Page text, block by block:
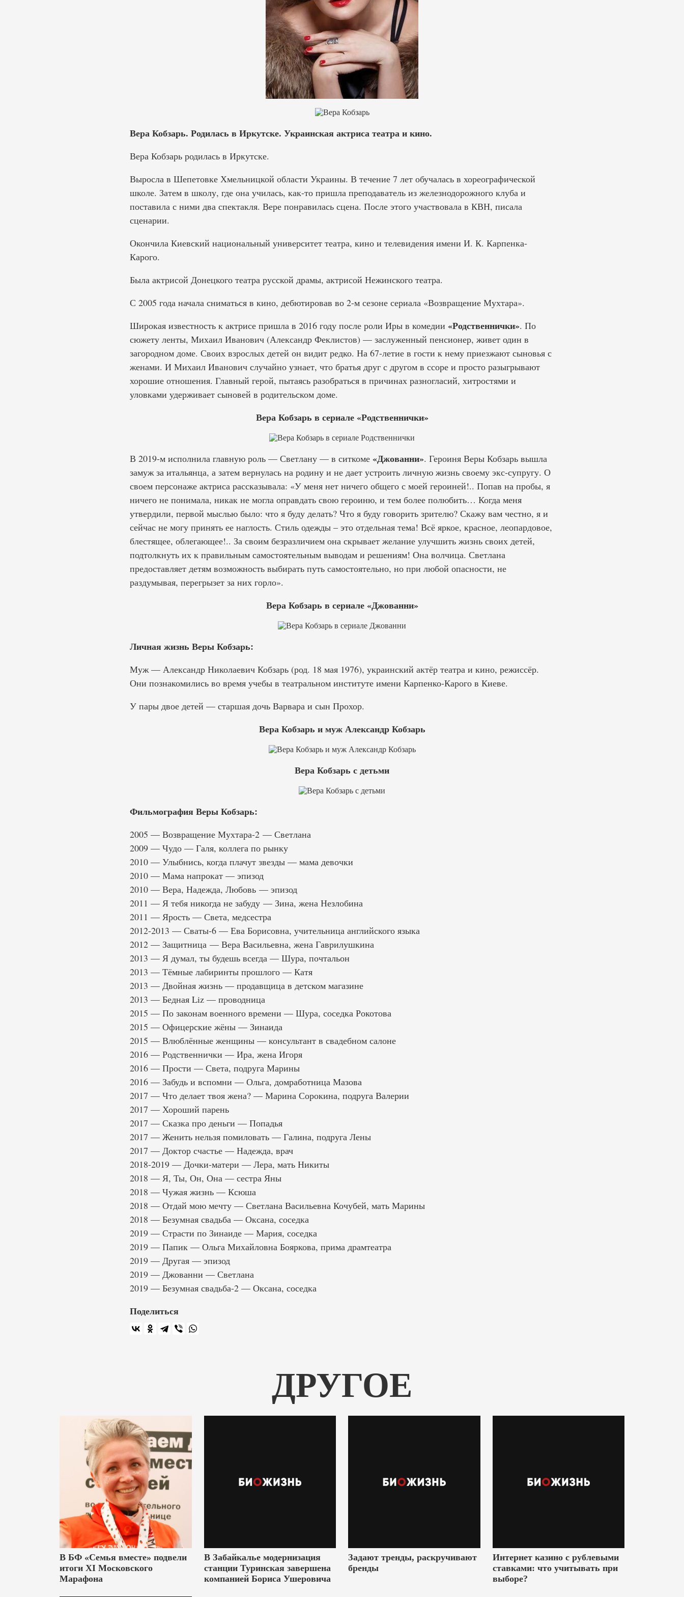
Вера Кобзарь. Родилась в Иркутске. Украинская актриса театра и кино.
Вера Кобзарь родилась в Иркутске.
Выросла в Шепетовке Хмельницкой области Украины. В течение 7 лет обучалась в хореографической
школе. Затем в школу, где она училась, как-то пришла преподаватель из железнодорожного клуба и
поставила с ними два спектакля. Вере понравилась сцена. После этого участвовала в КВН, писала
сценарии.
Окончила Киевский национальный университет театра, кино и телевидения имени И. К. Карпенка-
Карого.
Была актрисой Донецкого театра русской драмы, актрисой Нежинского театра.
С 2005 года начала сниматься в кино, дебютировав во 2-м сезоне сериала «Возвращение Мухтара».
Широкая известность к актрисе пришла в 2016 году после роли Иры в комедии «Родственнички». По
сюжету ленты, Михаил Иванович (Александр Феклистов) — заслуженный пенсионер, живет один в
загородном доме. Своих взрослых детей он видит редко. На 67-летие в гости к нему приезжают сыновья с
женами. И Михаил Иванович случайно узнает, что братья друг с другом в ссоре и просто разыгрывают
хорошие отношения. Главный герой, пытаясь разобраться в причинах разногласий, хитростями и
уловками удерживает сыновей в родительском доме.
Вера Кобзарь в сериале «Родственнички»
В 2019-м исполнила главную роль — Светлану — в ситкоме «Джованни». Героиня Веры Кобзарь вышла
замуж за итальянца, а затем вернулась на родину и не дает устроить личную жизнь своему экс-супругу. О
своем персонаже актриса рассказывала: «У меня нет ничего общего с моей героиней!.. Попав на пробы, я
ничего не понимала, никак не могла оправдать свою героиню, и тем более полюбить… Когда меня
утвердили, первой мыслью было: что я буду делать? Что я буду говорить зрителю? Скажу вам честно, я и
сейчас не могу принять ее наглость. Стиль одежды – это отдельная тема! Всё яркое, красное, леопардовое,
блестящее, облегающее!.. За своим безразличием она скрывает желание улучшить жизнь своих детей,
подтолкнуть их к правильным самостоятельным выводам и решениям! Она волчица. Светлана
предоставляет детям возможность выбирать путь самостоятельно, но при любой опасности, не
раздумывая, перегрызет за них горло».
Вера Кобзарь в сериале «Джованни»
Личная жизнь Веры Кобзарь:
Муж — Александр Николаевич Кобзарь (род. 18 мая 1976), украинский актёр театра и кино, режиссёр.
Они познакомились во время учебы в театральном институте имени Карпенко-Карого в Киеве.
У пары двое детей — старшая дочь Варвара и сын Прохор.
Вера Кобзарь и муж Александр Кобзарь
Вера Кобзарь с детьми
Фильмография Веры Кобзарь:
2005 — Возвращение Мухтара-2 — Светлана
2009 — Чудо — Галя, коллега по рынку
2010 — Улыбнись, когда плачут звезды — мама девочки
2010 — Мама напрокат — эпизод
2010 — Вера, Надежда, Любовь — эпизод
2011 — Я тебя никогда не забуду — Зина, жена Незлобина
2011 — Ярость — Света, медсестра
2012-2013 — Сваты-6 — Ева Борисовна, учительница английского языка
2012 — Защитница — Вера Васильевна, жена Гаврилушкина
2013 — Я думал, ты будешь всегда — Шура, почтальон
2013 — Тёмные лабиринты прошлого — Катя
2013 — Двойная жизнь — продавщица в детском магазине
2013 — Бедная Liz — проводница
2015 — По законам военного времени — Шура, соседка Рокотова
2015 — Офицерские жёны — Зинаида
2015 — Влюблённые женщины — консультант в свадебном салоне
2016 — Родственнички — Ира, жена Игоря
2016 — Прости — Света, подруга Марины
2016 — Забудь и вспомни — Ольга, домработница Мазова
2017 — Что делает твоя жена? — Марина Сорокина, подруга Валерии
2017 — Хороший парень
2017 — Сказка про деньги — Попадья
2017 — Женить нельзя помиловать — Галина, подруга Лены
2017 — Доктор счастье — Надежда, врач
2018-2019 — Дочки-матери — Лера, мать Никиты
2018 — Я, Ты, Он, Она — сестра Яны
2018 — Чужая жизнь — Ксюша
2018 — Отдай мою мечту — Светлана Васильевна Кочубей, мать Марины
2018 — Безумная свадьба — Оксана, соседка
2019 — Страсти по Зинаиде — Мария, соседка
2019 — Папик — Ольга Михайловна Бояркова, прима драмтеатра
2019 — Другая — эпизод
2019 — Джованни — Светлана
2019 — Безумная свадьба-2 — Оксана, соседка
Поделиться
ДРУГОЕ
В БФ «Семья вместе» подвели
итоги XI Московского
Марафона
В Забайкалье модернизация
станции Туринская завершена
компанией Бориса Ушеровича
Задают тренды, раскручивают
бренды
Интернет казино с рублевыми
ставками: что учитывать при
выборе?